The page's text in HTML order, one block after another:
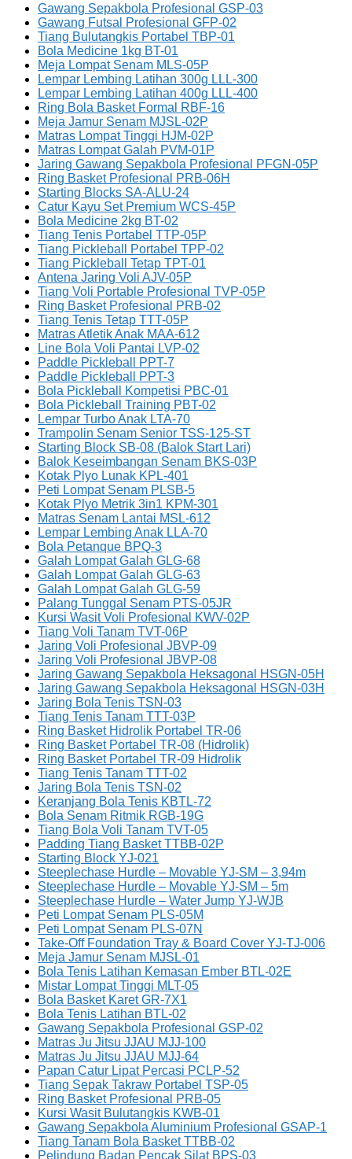
Gawang Sepakbola Profesional GSP-03
Gawang Futsal Profesional GFP-02
Tiang Bulutangkis Portabel TBP-01
Bola Medicine 1kg BT-01
Meja Lompat Senam MLS-05P
Lempar Lembing Latihan 300g LLL-300
Lempar Lembing Latihan 400g LLL-400
Ring Bola Basket Formal RBF-16
Meja Jamur Senam MJSL-02P
Matras Lompat Tinggi HJM-02P
Matras Lompat Galah PVM-01P
Jaring Gawang Sepakbola Profesional PFGN-05P
Ring Basket Profesional PRB-06H
Starting Blocks SA-ALU-24
Catur Kayu Set Premium WCS-45P
Bola Medicine 2kg BT-02
Tiang Tenis Portabel TTP-05P
Tiang Pickleball Portabel TPP-02
Tiang Pickleball Tetap TPT-01
Antena Jaring Voli AJV-05P
Tiang Voli Portable Profesional TVP-05P
Ring Basket Profesional PRB-02
Tiang Tenis Tetap TTT-05P
Matras Atletik Anak MAA-612
Line Bola Voli Pantai LVP-02
Paddle Pickleball PPT-7
Paddle Pickleball PPT-3
Bola Pickleball Kompetisi PBC-01
Bola Pickleball Training PBT-02
Lempar Turbo Anak LTA-70
Trampolin Senam Senior TSS-125-ST
Starting Block SB-08 (Balok Start Lari)
Balok Keseimbangan Senam BKS-03P
Kotak Plyo Lunak KPL-401
Peti Lompat Senam PLSB-5
Kotak Plyo Metrik 3in1 KPM-301
Matras Senam Lantai MSL-612
Lempar Lembing Anak LLA-70
Bola Petanque BPQ-3
Galah Lompat Galah GLG-68
Galah Lompat Galah GLG-63
Galah Lompat Galah GLG-59
Palang Tunggal Senam PTS-05JR
Kursi Wasit Voli Profesional KWV-02P
Tiang Voli Tanam TVT-06P
Jaring Voli Profesional JBVP-09
Jaring Voli Profesional JBVP-08
Jaring Gawang Sepakbola Heksagonal HSGN-05H
Jaring Gawang Sepakbola Heksagonal HSGN-03H
Jaring Bola Tenis TSN-03
Tiang Tenis Tanam TTT-03P
Ring Basket Hidrolik Portabel TR-06
Ring Basket Portabel TR-08 (Hidrolik)
Ring Basket Portabel TR-09 Hidrolik
Tiang Tenis Tanam TTT-02
Jaring Bola Tenis TSN-02
Keranjang Bola Tenis KBTL-72
Bola Senam Ritmik RGB-19G
Tiang Bola Voli Tanam TVT-05
Padding Tiang Basket TTBB-02P
Starting Block YJ-021
Steeplechase Hurdle – Movable YJ-SM – 3,94m
Steeplechase Hurdle – Movable YJ-SM – 5m
Steeplechase Hurdle – Water Jump YJ-WJB
Peti Lompat Senam PLS-05M
Peti Lompat Senam PLS-07N
Take-Off Foundation Tray & Board Cover YJ-TJ-006
Meja Jamur Senam MJSL-01
Bola Tenis Latihan Kemasan Ember BTL-02E
Mistar Lompat Tinggi MLT-05
Bola Basket Karet GR-7X1
Bola Tenis Latihan BTL-02
Gawang Sepakbola Profesional GSP-02
Matras Ju Jitsu JJAU MJJ-100
Matras Ju Jitsu JJAU MJJ-64
Papan Catur Lipat Percasi PCLP-52
Tiang Sepak Takraw Portabel TSP-05
Ring Basket Profesional PRB-05
Kursi Wasit Bulutangkis KWB-01
Gawang Sepakbola Aluminium Profesional GSAP-1
Tiang Tanam Bola Basket TTBB-02
Pelindung Badan Pencak Silat BPS-03